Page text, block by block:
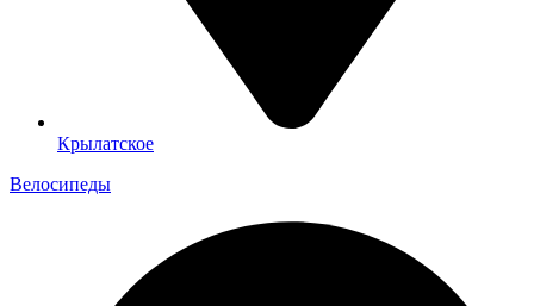
Крылатское
Велосипеды